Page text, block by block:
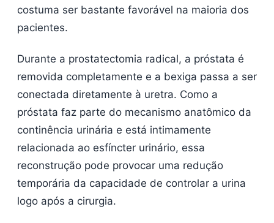
costuma ser bastante favorável na maioria dos
pacientes.
Durante a prostatectomia radical, a próstata é
removida completamente e a bexiga passa a ser
conectada diretamente à uretra. Como a
próstata faz parte do mecanismo anatômico da
continência urinária e está intimamente
relacionada ao esfíncter urinário, essa
reconstrução pode provocar uma redução
temporária da capacidade de controlar a urina
logo após a cirurgia.